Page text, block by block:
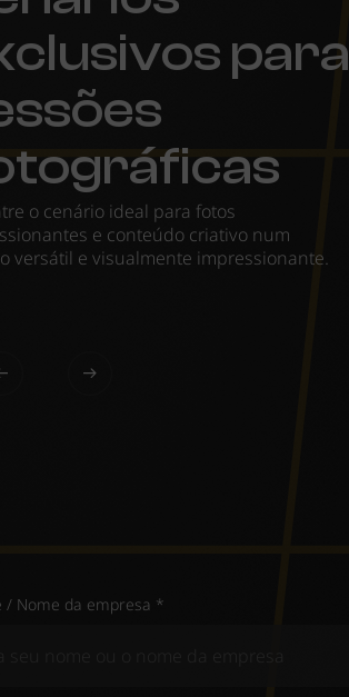
para
o cenário ideal para fotos
e conteúdo criativo num
versátil e visualmente impressionante.
/ Nome da empresa *